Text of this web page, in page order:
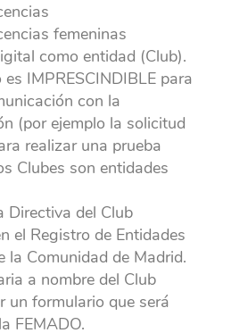
femeninas
como entidad (Club).
IMPRESCINDIBLE para
con la
(por ejemplo la solicitud
realizar una prueba
Clubes son entidades
Directiva del Club
el Registro de Entidades
la Comunidad de Madrid.
a nombre del Club
un formulario que será
FEMADO.